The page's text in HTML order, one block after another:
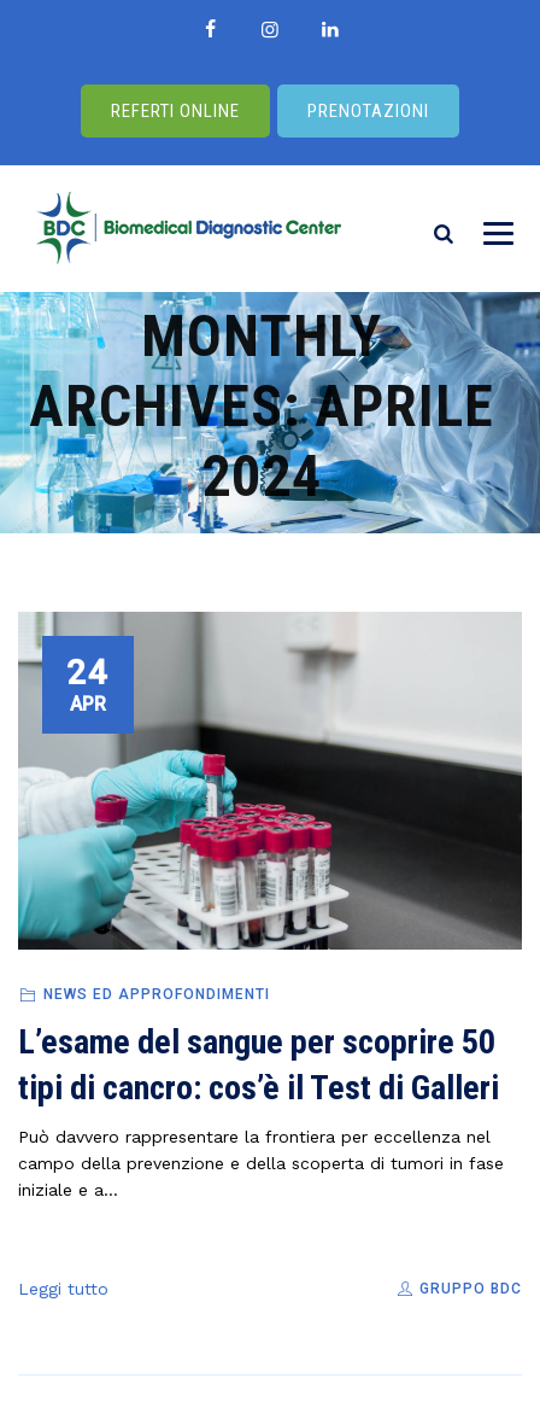
REFERTI ONLINE PRENOTAZIONI
MONTHLY
ARCHIVES:APRILE
2024
24
APR
NEWS ED APPROFONDIMENTI
L’esame del sangue per scoprire 50
tipi di cancro: cos’è il Test di Galleri
Può davvero rappresentare la frontiera per eccellenza nel
campo della prevenzione e della scoperta di tumori in fase
iniziale e a...
Leggi tutto GRUPPO BDC